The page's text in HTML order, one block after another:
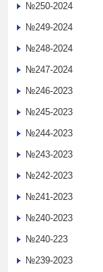
№250-2024
№249-2024
№248-2024
№247-2024
№246-2023
№245-2023
№244-2023
№243-2023
№242-2023
№241-2023
№240-2023
№240-223
№239-2023